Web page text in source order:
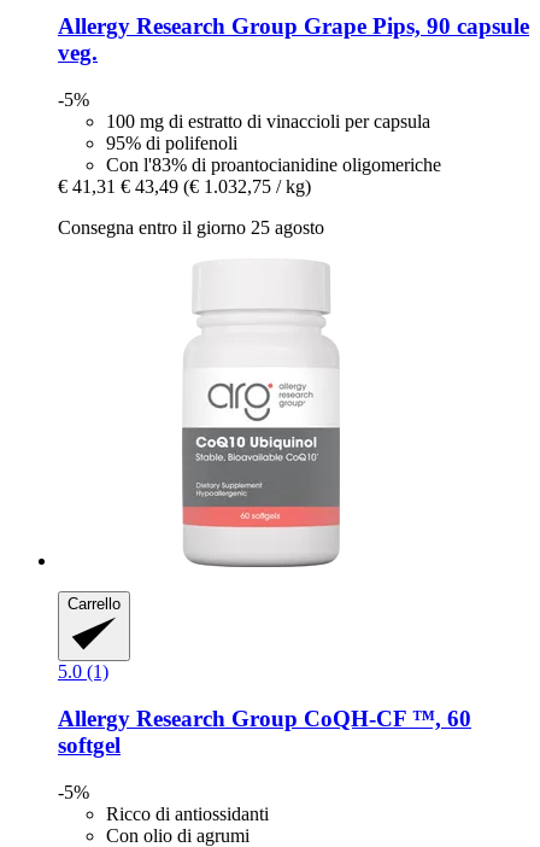
Allergy Research Group Grape Pips, 90 capsule
veg.
-5%
100 mg di estratto di vinaccioli per capsula
95% di polifenoli
Con l'83% di proantocianidine oligomeriche
€ 41,31 € 43,49 (€ 1.032,75 / kg)
Consegna entro il giorno 25 agosto
Carrello
5.0 (1)
Allergy Research Group CoQH-​CF ™, 60
softgel
-5%
Ricco di antiossidanti
Con olio di agrumi